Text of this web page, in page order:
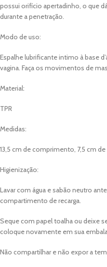
possui orifício apertadinho, o que
durante a penetração.
Modo de uso:
Espalhe lubrificante intimo à base
vagina. Faça os movimentos de
Material:
TPR
Medidas:
13,5 cm de comprimento, 7,5 cm
Higienização:
Lavar com água e sabão neutro
compartimento de recarga.
Seque com papel toalha ou deixe
coloque novamente em sua
Não compartilhar e não expor a